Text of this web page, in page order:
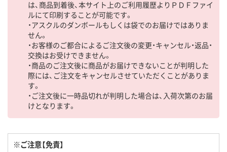
は、商品到着後、本サイト上のご利用履歴よりＰＤＦファイ
ルにて印刷することが可能です。
・アスクルのダンボールもしくは袋でのお届けではありま
せん。
・お客様のご都合によるご注文後の変更・キャンセル・返品・
交換はお受けできません。
・商品のご注文後に商品がお届けできないことが判明した
際には、ご注文をキャンセルさせていただくことがありま
す。
・ご注文後に一時品切れが判明した場合は、入荷次第のお届
けとなります。
※ご注意【免責】